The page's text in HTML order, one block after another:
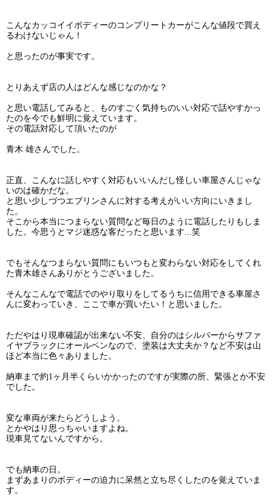
こんなカッコイイボディーのコンプリートカーがこんな値段で買え
るわけないじゃん！
と思ったのが事実です。
とりあえず店の人はどんな感じなのかな？
と思い電話してみると、ものすごく気持ちのいい対応で話やすかっ
たのを今でも鮮明に覚えています。
その電話対応して頂いたのが
青木 雄さんでした。
正直、こんなに話しやすく対応もいいんだし怪しい車屋さんじゃな
いのは確かだな。
と思い少しづつエブリンさんに対する考えがいい方向にいきまし
た。
そこから本当につまらない質問など毎日のように電話したりもしま
した。今思うとマジ迷惑な客だったと思います...笑
でもそんなつまらない質問にもいつもと変わらない対応をしてくれ
た青木雄さんありがとうございました。
そんなこんなで電話でのやり取りをしてるうちに信用できる車屋さ
んに変わっていき、ここで車が買いたい！と思いました。
ただやはり現車確認が出来ない不安、自分のはシルバーからサファ
イヤブラックにオールペンなので、塗装は大丈夫か？など不安は山
ほど本当に色々ありました。
納車まで約1ヶ月半くらいかかったのですが実際の所、緊張とか不安
でした。
変な車両が来たらどうしよう。
とかやはり思っちゃいますよね。
現車見てないんですから。
でも納車の日。
まずあまりのボディーの迫力に呆然と立ち尽くしたのを覚えていま
す。